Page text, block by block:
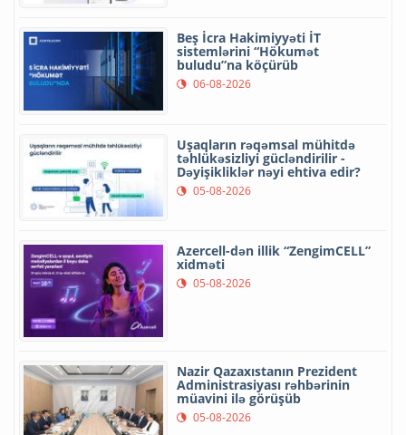
Beş İcra Hakimiyyəti İT
sistemlərini “Hökumət
buludu”na köçürüb
06-08-2026
Uşaqların rəqəmsal mühitdə
təhlükəsizliyi gücləndirilir -
Dəyişikliklər nəyi ehtiva edir?
05-08-2026
Azercell-dən illik “ZengimCELL”
xidməti
05-08-2026
Nazir Qazaxıstanın Prezident
Administrasiyası rəhbərinin
müavini ilə görüşüb
05-08-2026